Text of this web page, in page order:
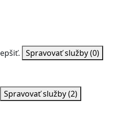
Spravovať služby(0)
Spravovať služby(2)